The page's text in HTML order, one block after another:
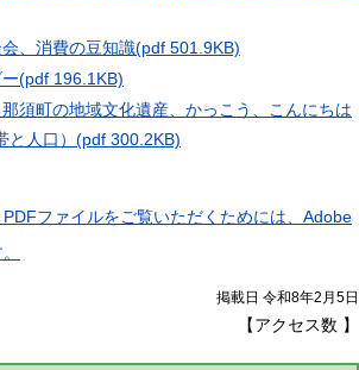
、消費の豆知識(pdf 501.9KB)
(pdf 196.1KB)
須町の地域文化遺産、かっこう、こんにちは
人口） (pdf 300.2KB)
PDFファイルをご覧いただくためには、Adobe
掲載日 令和8年2月5日
【アクセス数 】